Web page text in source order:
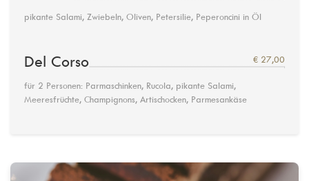
pikante Salami, Zwiebeln, Oliven, Petersilie, Peperoncini in Öl
Del Corso € 27,00
für 2 Personen: Parmaschinken, Rucola, pikante Salami,
Meeresfrüchte, Champignons, Artischocken, Parmesankäse